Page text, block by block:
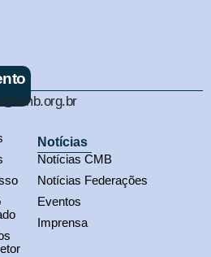
Notícias
Notícias CMB
Notícias Federações
Eventos
Imprensa